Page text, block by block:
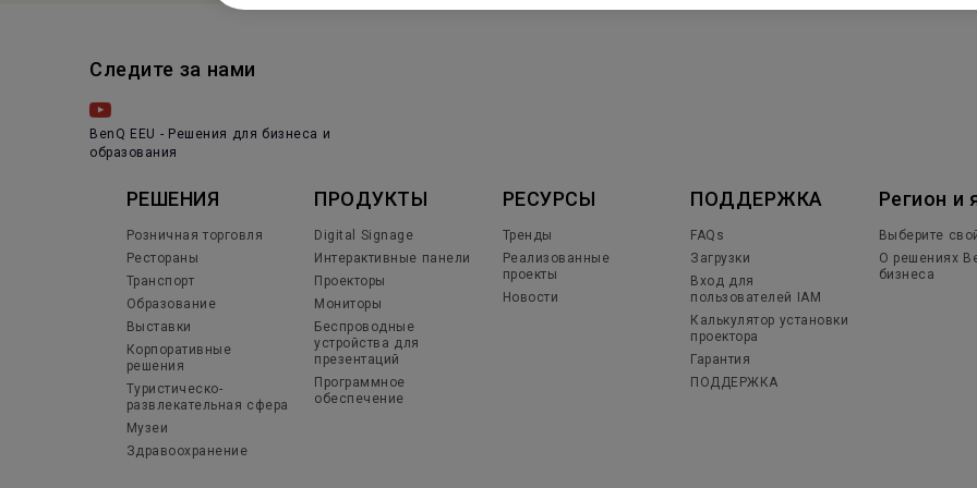
Следите за нами
BenQ EEU - Решения для бизнеса и
образования
РЕШЕНИЯ
Розничная торговля
Рестораны
Транспорт
Образование
Выставки
Корпоративные
решения
Туристическо-
развлекательная сфера
Музеи
Здравоохранение
ПРОДУКТЫ
Digital Signage
Интерактивные панели
Проекторы
Мониторы
Беспроводные
устройства для
презентаций
Программное
обеспечение
РЕСУРСЫ
Тренды
Реализованные
проекты
Новости
ПОДДЕРЖКА
FAQs
Загрузки
Вход для
пользователей IAM
Калькулятор установки
проектора
Гарантия
ПОДДЕРЖКА
Регион и
Выберите
О решениях
бизнеса